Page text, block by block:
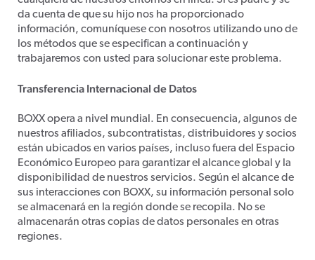
da cuenta de que su hijo nos ha proporcionado
información, comuníquese con nosotros utilizando uno de
los métodos que se especifican a continuación y
trabajaremos con usted para solucionar este problema.
Transferencia Internacional de Datos
BOXX opera a nivel mundial. En consecuencia, algunos de
nuestros afiliados, subcontratistas, distribuidores y socios
están ubicados en varios países, incluso fuera del Espacio
Económico Europeo para garantizar el alcance global y la
disponibilidad de nuestros servicios. Según el alcance de
sus interacciones con BOXX, su información personal solo
se almacenará en la región donde se recopila. No se
almacenarán otras copias de datos personales en otras
regiones.